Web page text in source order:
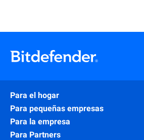
Para el hogar
Para pequeñas empresas
Para la empresa
Para Partners